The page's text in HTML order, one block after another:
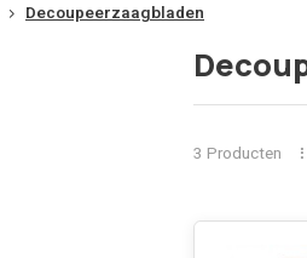
Decoupeerzaagbladen
3 Producten